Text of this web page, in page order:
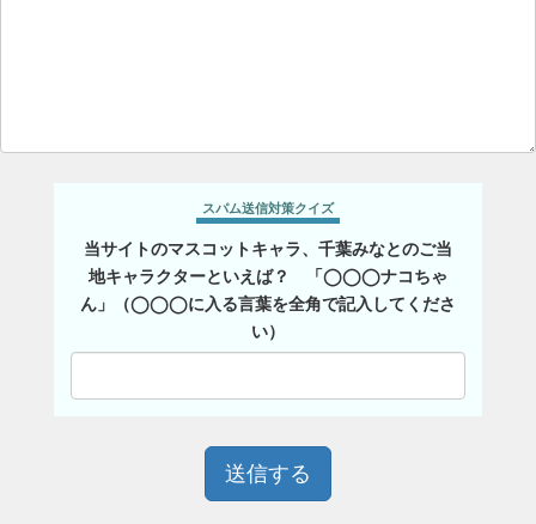
スパム送信対策クイズ
当サイトのマスコットキャラ、千葉みなとのご当
地キャラクターといえば？ 「◯◯◯ナコちゃ
ん」（◯◯◯に入る言葉を全角で記入してくださ
い）